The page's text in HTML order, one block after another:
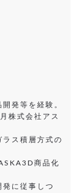
発等を経験。
株式会社アス
ラス積層方式の
商品化
に従事しつ